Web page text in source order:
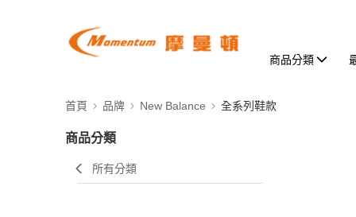
商品分類
首頁 品牌 New Balance 全系列鞋款
商品分類
所有分類